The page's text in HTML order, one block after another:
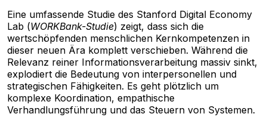
Eine umfassende Studie des Stanford Digital Economy
Lab (WORKBank-Studie) zeigt, dass sich die
wertschöpfenden menschlichen Kernkompetenzen in
dieser neuen Ära komplett verschieben. Während die
Relevanz reiner Informationsverarbeitung massiv sinkt,
explodiert die Bedeutung von interpersonellen und
strategischen Fähigkeiten. Es geht plötzlich um
komplexe Koordination, empathische
Verhandlungsführung und das Steuern von Systemen.